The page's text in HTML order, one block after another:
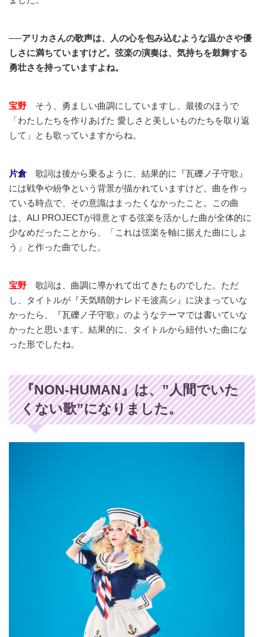
──アリカさんの歌声は、人の心を包み込むような温かさや優
しさに満ちていますけど。弦楽の演奏は、気持ちを鼓舞する
勇壮さを持っていますよね。
宝野 そう、勇ましい曲調にしていますし、最後のほうで
「わたしたちを作りあげた 愛しさと美しいものたちを取り返
して」とも歌っていますからね。
片倉歌詞は後から乗るように、結果的に『瓦礫ノ子守歌』
には戦争や紛争という背景が描かれていますけど。曲を作っ
ている時点で、その意識はまったくなかったこと。この曲
は、ALI PROJECTが得意とする弦楽を活かした曲が全体的に
少なめだったことから、「これは弦楽を軸に据えた曲にしよ
う」と作った曲でした。
宝野 歌詞は、曲調に導かれて出てきたものでした。ただ
し、タイトルが『天気晴朗ナレドモ波高シ』に決まっていな
かったら、『瓦礫ノ子守歌』のようなテーマでは書いていな
かったと思います。結果的に、タイトルから紐付いた曲にな
った形でしたね。
『NON-HUMAN』は、”人間でいた
くない歌”になりました。